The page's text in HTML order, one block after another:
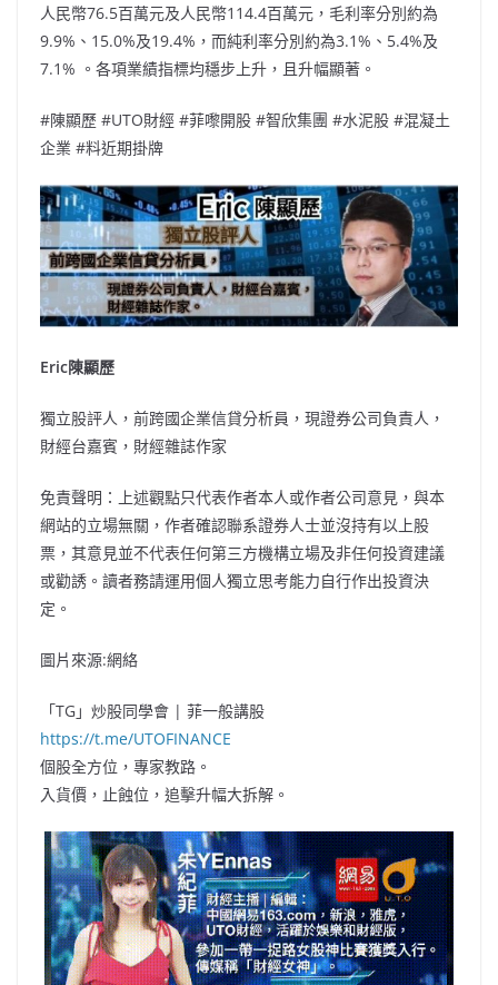
人民幣76.5百萬元及人民幣114.4百萬元，毛利率分別約為
9.9%、15.0%及19.4%，而純利率分別約為3.1%、5.4%及
7.1% 。各項業績指標均穩步上升，且升幅顯著。
#陳顯歷 #UTO財經 #菲嚟開股 #智欣集團 #水泥股 #混凝土
企業 #料近期掛牌
Eric陳顯歷
獨立股評人，前跨國企業信貸分析員，現證券公司負責人，
財經台嘉賓，財經雜誌作家
免責聲明：上述觀點只代表作者本人或作者公司意見，與本
網站的立場無關，作者確認聯系證券人士並沒持有以上股
票，其意見並不代表任何第三方機構立場及非任何投資建議
或勸誘。讀者務請運用個人獨立思考能力自行作出投資決
定。
圖片來源:網絡
「TG」炒股同學會 | 菲一般講股
https://t.me/UTOFINANCE
個股全方位，專家教路。
入貨價，止蝕位，追擊升幅大拆解。